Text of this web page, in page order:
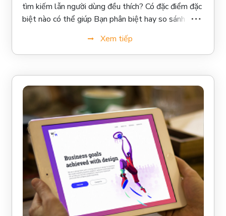
tìm kiếm lẫn người dùng đều thích?Có đặc điểm đặc
biệt nào có thể giúp Bạn phân biệt hay so sánh web
CÓ, CÓ EM, CÓ 7 YẾU TỐ CHÍNH mà mọi trang
web tốt cần phải có; và đây chính xác là những gì
Xem tiếp